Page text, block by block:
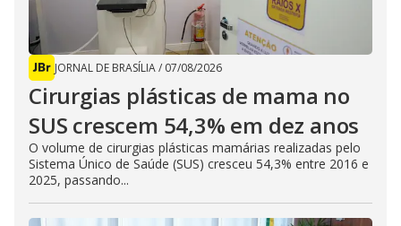
JORNAL DE BRASÍLIA/ 07/08/2026
Cirurgias plásticas de mama no
SUS crescem 54,3% em dez anos
O volume de cirurgias plásticas mamárias realizadas pelo
Sistema Único de Saúde (SUS) cresceu 54,3% entre 2016 e
2025, passando...